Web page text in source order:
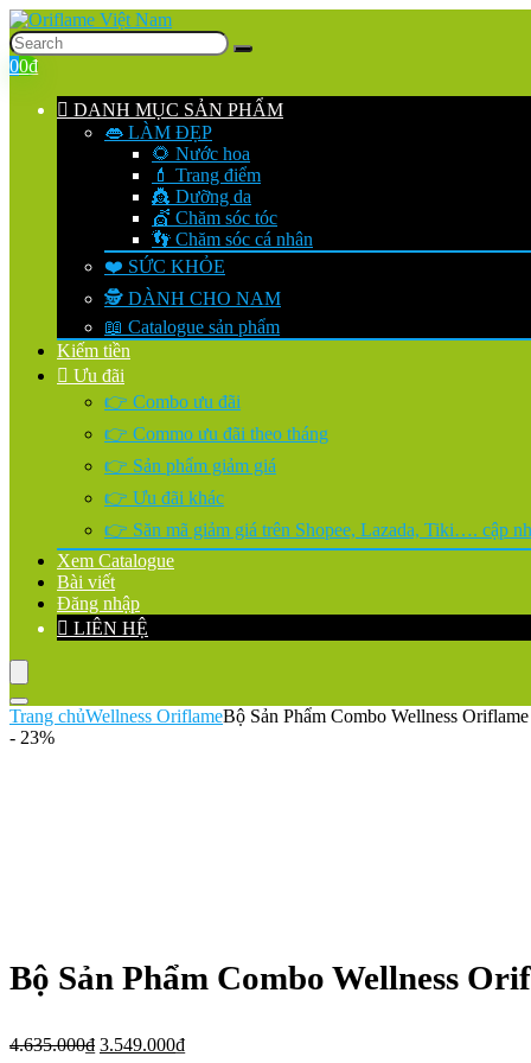
00₫
DANH MỤC SẢN PHẨM
👄 LÀM ĐẸP
🌻 Nước hoa
💄 Trang điểm
👸 Dưỡng da
💇 Chăm sóc tóc
👣 Chăm sóc cá nhân
❤️ SỨC KHỎE
🕵️ DÀNH CHO NAM
📖 Catalogue sản phẩm
Kiếm tiền
Ưu đãi
👉 Combo ưu đãi
👉 Commo ưu đãi theo tháng
👉 Sản phẩm giảm giá
👉 Ưu đãi khác
👉 Săn mã giảm giá trên Shopee, Lazada, Tiki…. cập
Xem Catalogue
Bài viết
Đăng nhập
LIÊN HỆ
Trang chủWellness OriflameBộ Sản Phẩm Combo Wellness Oriflame
- 23%
Bộ Sản Phẩm Combo Wellness
4.635.000₫ Giá
3.549.000₫Giá